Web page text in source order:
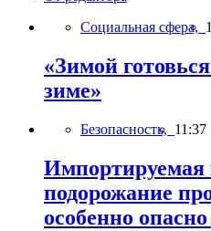
Социальная сфера,
«Зимой
зиме»
Безопасность, 11:37
подорожание
особенно